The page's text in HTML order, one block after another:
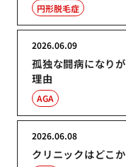
円形脱毛症
孤独な闘病になり
理由
2026.06.09
AGA
クリニックはどこ
2026.06.08